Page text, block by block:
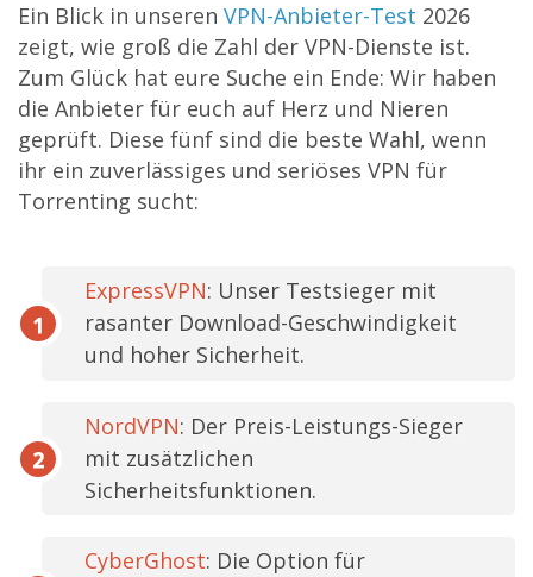
Ein Blick in unseren VPN-Anbieter-Test 2026
zeigt, wie groß die Zahl der VPN-Dienste ist.
Zum Glück hat eure Suche ein Ende: Wir haben
die Anbieter für euch auf Herz und Nieren
geprüft. Diese fünf sind die beste Wahl, wenn
ihr ein zuverlässiges und seriöses VPN für
Torrenting sucht:
ExpressVPN: Unser Testsieger mit
rasanter Download-Geschwindigkeit
und hoher Sicherheit.
NordVPN: Der Preis-Leistungs-Sieger
mit zusätzlichen
Sicherheitsfunktionen.
CyberGhost: Die Option für